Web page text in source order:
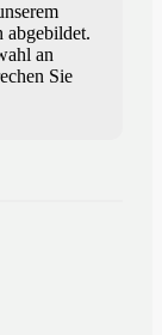
abgebildet.
an
Sie